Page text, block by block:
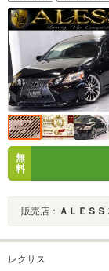
無
料
販売店： ＡＬＥＳＳ
レクサス